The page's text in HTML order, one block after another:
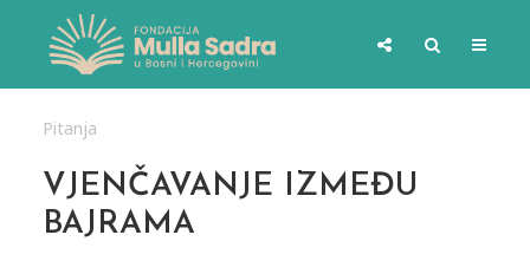
Pitanja
VJENČAVANJE IZMEĐU
BAJRAMA